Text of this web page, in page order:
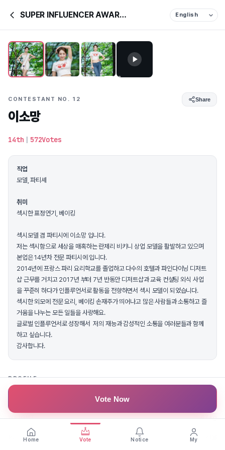
SUPER INFLUENCER AWARDS &
CONTESTANT NO. 12 Share
이소망
14th | 572Votes
직업
모델, 파티셰
취미
섹시한 표정연기, 베이킹
섹시모델 겸 파티시에 이소망 입니다.
저는 섹시함으로 세상을 매혹하는 란제리 비키니 상업 모델을 활발하고 있으며
본업은 14년차 전문 파티시에 입니다.
2014년에 프랑스 파리 요리학교를 졸업하고 다수의 호텔과 파인다이닝 디저트
샵 근무를 거치고 2017년 부터 7년 반동안 디저트샵과 교육 컨설팅 외식 사업
을 꾸준히 하다가 인플루언서로 활동을 전향하면서 섹시 모델이 되었습니다.
섹시한 외모에 전문 요리, 베이킹 손재주가 띄어나고 많은 사람들과 소통하고 즐
거움을 나누는 모든 일들을 사랑해요.
글로벌 인플루언서로 성장해서 저의 재능과 감성적인 소통을 여러분들과 함께
하고 싶습니다.
감사합니다.
PROFILE
WEIGHT 47 kg
REGION
Vote Now
Home Vote Notice My